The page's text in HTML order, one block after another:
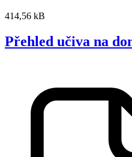
414,56 kB
Přehled učiva na